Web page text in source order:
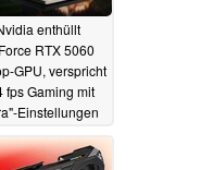
enthüllt
RTX 5060
GPU, verspricht
fps Gaming mit
Einstellungen
Preis
16.04.2025